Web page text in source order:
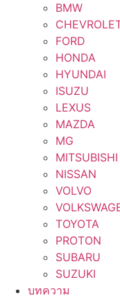
BMW
FORD
HONDA
HYUNDAI
ISUZU
LEXUS
MAZDA
MG
MITSUBISHI
NISSAN
VOLVO
TOYOTA
PROTON
SUBARU
SUZUKI
บทความ